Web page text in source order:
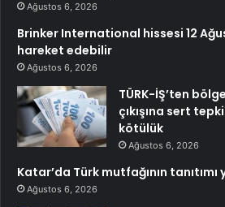
Ağustos 6, 2026
Brinker International hissesi 12
hareket edebilir
Ağustos 6, 2026
TÜRK-İŞ’ten
çıkışına sert
kötülük
Ağustos 6, 2026
Katar’da Türk mutfağının tanıtımı
Ağustos 6, 2026